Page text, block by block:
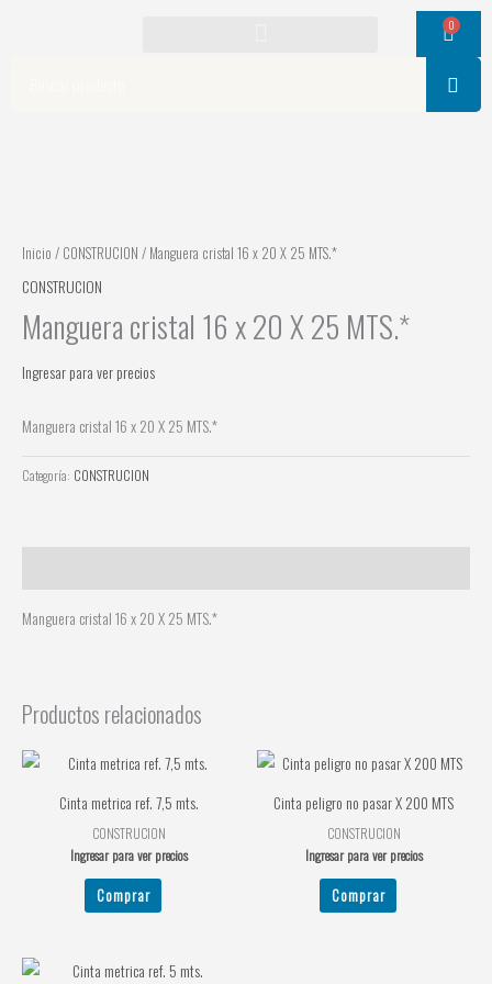
0
Cart
Inicio / CONSTRUCION / Manguera cristal 16 x 20 X 25 MTS.*
CONSTRUCION
Manguera cristal 16 x 20 X 25 MTS.*
Ingresar para ver precios
Manguera cristal 16 x 20 X 25 MTS.*
Categoría: CONSTRUCION
Manguera cristal 16 x 20 X 25 MTS.*
Productos relacionados
Cinta metrica ref. 7,5 mts.
CONSTRUCION
Ingresar para ver precios
Comprar
Cinta peligro no pasar X 200 MTS
CONSTRUCION
Ingresar para ver precios
Comprar